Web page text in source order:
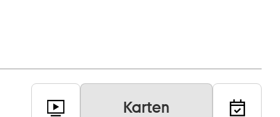
Karten